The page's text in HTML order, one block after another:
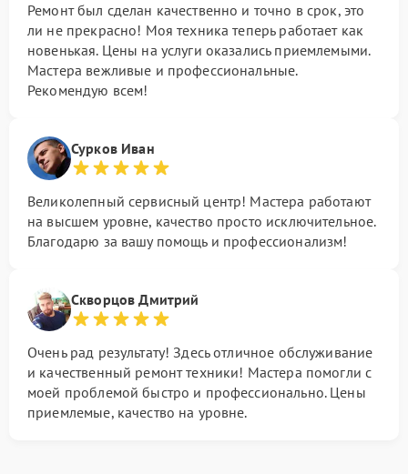
Ремонт был сделан качественно и точно в срок, это
ли не прекрасно! Моя техника теперь работает как
новенькая. Цены на услуги оказались приемлемыми.
Мастера вежливые и профессиональные.
Рекомендую всем!
Сурков Иван
Великолепный сервисный центр! Мастера работают
на высшем уровне, качество просто исключительное.
Благодарю за вашу помощь и профессионализм!
Скворцов Дмитрий
Очень рад результату! Здесь отличное обслуживание
и качественный ремонт техники! Мастера помогли с
моей проблемой быстро и профессионально. Цены
приемлемые, качество на уровне.